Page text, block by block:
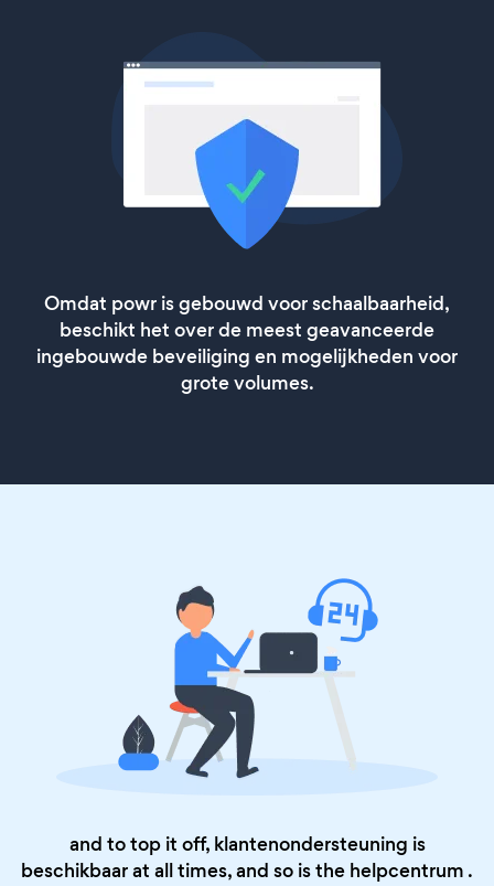
Omdat powr is gebouwd voor schaalbaarheid,
beschikt het over de meest geavanceerde
ingebouwde beveiliging en mogelijkheden voor
grote volumes.
and to top it off, klantenondersteuning is
beschikbaar at all times, and so is the helpcentrum .